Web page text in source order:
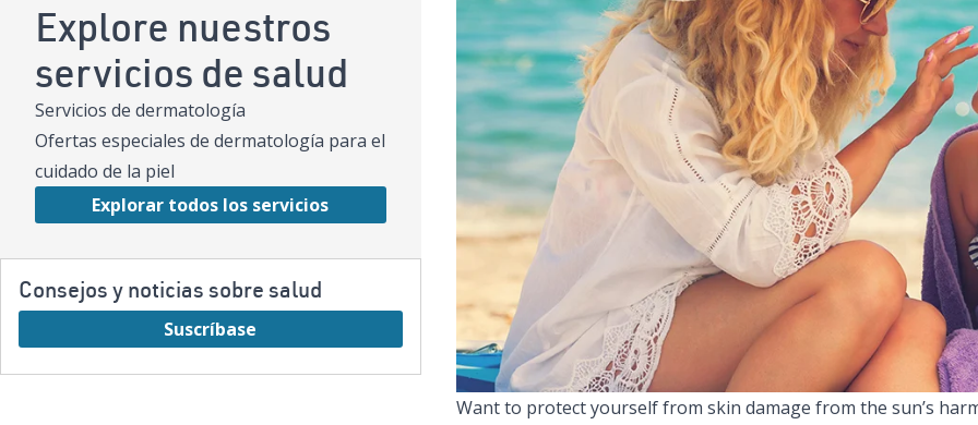
Explore nuestros
servicios de salud
Servicios de dermatología
Ofertas especiales de dermatología para el
cuidado de la piel
Explorar todos los servicios
Consejos y noticias sobre salud
Suscríbase
Want to protect yourself from skin damage from the sun’s